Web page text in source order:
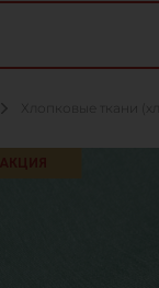
Хлопковые ткани